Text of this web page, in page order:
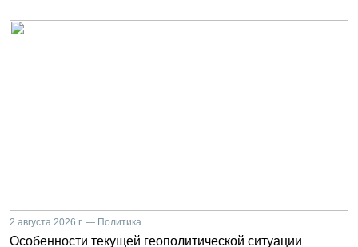
2 августа 2026 г. — Политика
Особенности текущей геополитической ситуации